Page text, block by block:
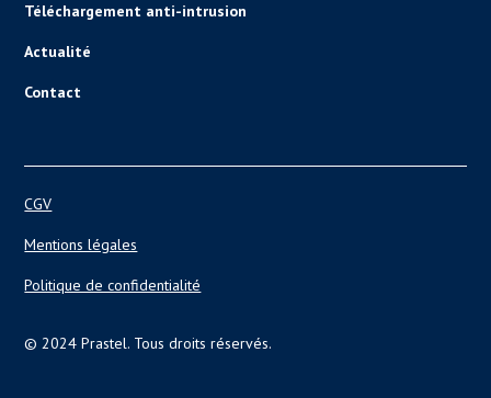
Téléchargement anti-intrusion
Actualité
Contact
© 2024 Prastel. Tous droits réservés.
CGV
Mentions légales
Politique de confidentialité